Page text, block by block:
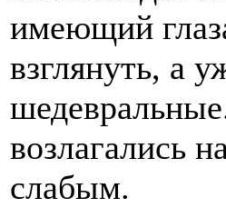
имеющий
взглянуть, а
возлагались
слабым.